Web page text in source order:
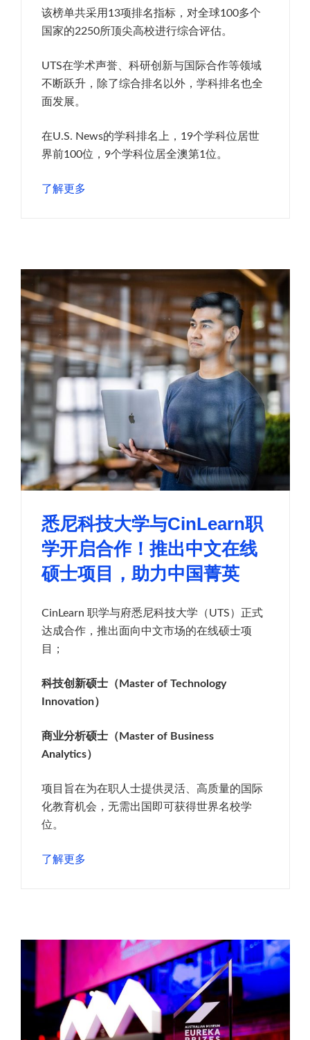
该榜单共采用13项排名指标，对全球100多个
国家的2250所顶尖高校进行综合评估。
UTS在学术声誉、科研创新与国际合作等领域
不断跃升，除了综合排名以外，学科排名也全
面发展。
在U.S. News的学科排名上，19个学科位居世
界前100位，9个学科位居全澳第1位。
了解更多
悉尼科技大学与CinLearn职
学开启合作！推出中文在线
硕士项目，助力中国菁英
CinLearn 职学与府悉尼科技大学（UTS）正式
达成合作，推出面向中文市场的在线硕士项
目；
科技创新硕士（Master of Technology
Innovation）
商业分析硕士（Master of Business
Analytics）
项目旨在为在职人士提供灵活、高质量的国际
化教育机会，无需出国即可获得世界名校学
位。
了解更多